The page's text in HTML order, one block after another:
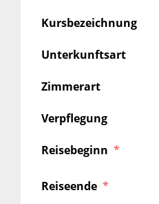
Kursbezeichnung
Unterkunftsart
Zimmerart
Verpflegung
Reisebeginn
Reiseende